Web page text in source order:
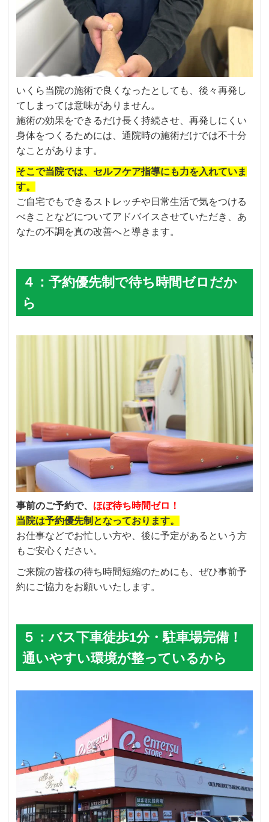
いくら当院の施術で良くなったとしても、後々再発し
てしまっては意味がありません。
施術の効果をできるだけ長く持続させ、再発しにくい
身体をつくるためには、通院時の施術だけでは不十分
なことがあります。
そこで当院では、セルフケア指導にも力を入れていま
す。
ご自宅でもできるストレッチや日常生活で気をつける
べきことなどについてアドバイスさせていただき、あ
なたの不調を真の改善へと導きます。
４：予約優先制で待ち時間ゼロだか
ら
事前のご予約で、 ほぼ待ち時間ゼロ！
当院は予約優先制となっております。
お仕事などでお忙しい方や、後に予定があるという方
もご安心ください。
ご来院の皆様の待ち時間短縮のためにも、ぜひ事前予
約にご協力をお願いいたします。
５：バス下車徒歩1分・駐車場完備！
通いやすい環境が整っているから